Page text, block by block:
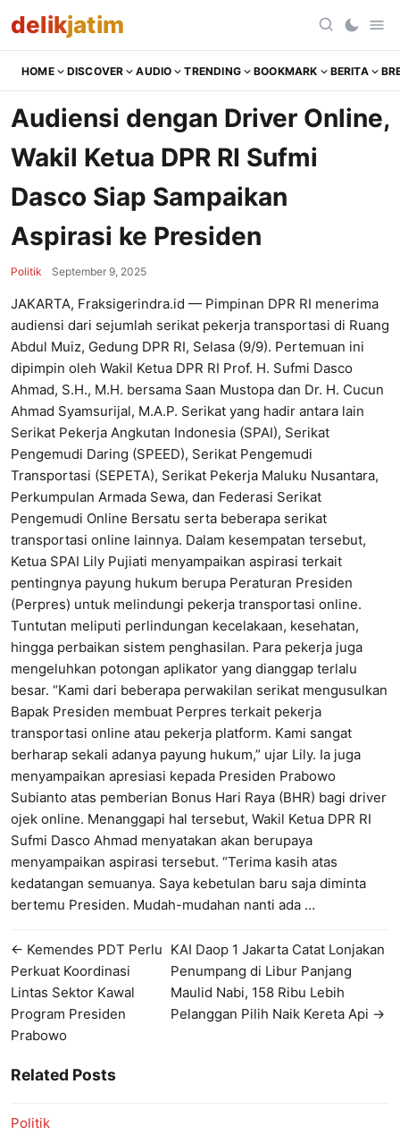
delikjatim
HOME DISCOVER AUDIO TRENDING BOOKMARK BERITA
Audiensi dengan Driver Online,
Wakil Ketua DPR RI Sufmi
Dasco Siap Sampaikan
Aspirasi ke Presiden
Politik September 9, 2025
JAKARTA, Fraksigerindra.id — Pimpinan DPR RI menerima
audiensi dari sejumlah serikat pekerja transportasi di Ruang
Abdul Muiz, Gedung DPR RI, Selasa (9/9). Pertemuan ini
dipimpin oleh Wakil Ketua DPR RI Prof. H. Sufmi Dasco
Ahmad, S.H., M.H. bersama Saan Mustopa dan Dr. H. Cucun
Ahmad Syamsurijal, M.A.P. Serikat yang hadir antara lain
Serikat Pekerja Angkutan Indonesia (SPAI), Serikat
Pengemudi Daring (SPEED), Serikat Pengemudi
Transportasi (SEPETA), Serikat Pekerja Maluku Nusantara,
Perkumpulan Armada Sewa, dan Federasi Serikat
Pengemudi Online Bersatu serta beberapa serikat
transportasi online lainnya. Dalam kesempatan tersebut,
Ketua SPAI Lily Pujiati menyampaikan aspirasi terkait
pentingnya payung hukum berupa Peraturan Presiden
(Perpres) untuk melindungi pekerja transportasi online.
Tuntutan meliputi perlindungan kecelakaan, kesehatan,
hingga perbaikan sistem penghasilan. Para pekerja juga
mengeluhkan potongan aplikator yang dianggap terlalu
besar. “Kami dari beberapa perwakilan serikat mengusulkan
Bapak Presiden membuat Perpres terkait pekerja
transportasi online atau pekerja platform. Kami sangat
berharap sekali adanya payung hukum,” ujar Lily. Ia juga
menyampaikan apresiasi kepada Presiden Prabowo
Subianto atas pemberian Bonus Hari Raya (BHR) bagi driver
ojek online. Menanggapi hal tersebut, Wakil Ketua DPR RI
Sufmi Dasco Ahmad menyatakan akan berupaya
menyampaikan aspirasi tersebut. “Terima kasih atas
kedatangan semuanya. Saya kebetulan baru saja diminta
bertemu Presiden. Mudah-mudahan nanti ada …
← Kemendes PDT Perlu
Perkuat Koordinasi
Lintas Sektor Kawal
Program Presiden
Prabowo
KAI Daop 1 Jakarta Catat Lonjakan
Penumpang di Libur Panjang
Maulid Nabi, 158 Ribu Lebih
Pelanggan Pilih Naik Kereta Api →
Related Posts
Politik